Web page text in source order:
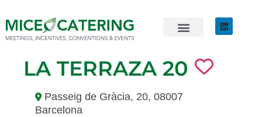
LA TERRAZA 20
Passeig de Gràcia, 20, 08007
Barcelona